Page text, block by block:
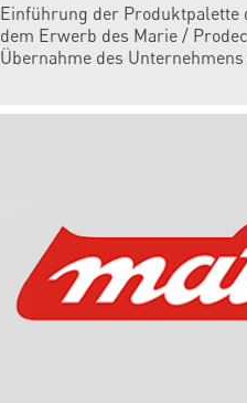
Einführung der Produktpalette
dem Erwerb des Marie /
Übernahme des